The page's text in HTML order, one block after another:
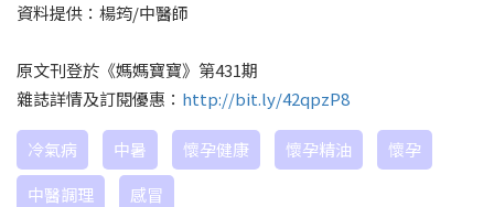
資料提供：楊筠/中醫師
原文刊登於《媽媽寶寶》第431期
雜誌詳情及訂閱優惠： http://bit.ly/42qpzP8
冷氣病 中暑 懷孕健康 懷孕精油
懷孕
中醫調理
感冒